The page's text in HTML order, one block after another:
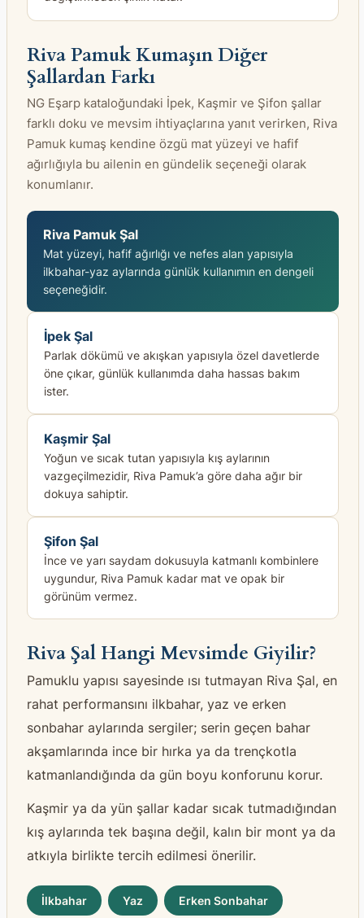
Riva Pamuk Kumaşın Diğer
Şallardan Farkı
NG Eşarp kataloğundaki İpek, Kaşmir ve Şifon şallar
farklı doku ve mevsim ihtiyaçlarına yanıt verirken, Riva
Pamuk kumaş kendine özgü mat yüzeyi ve hafif
ağırlığıyla bu ailenin en gündelik seçeneği olarak
konumlanır.
Riva Pamuk Şal
Mat yüzeyi, hafif ağırlığı ve nefes alan yapısıyla
ilkbahar-yaz aylarında günlük kullanımın en dengeli
seçeneğidir.
İpek Şal
Parlak dökümü ve akışkan yapısıyla özel davetlerde
öne çıkar, günlük kullanımda daha hassas bakım
ister.
Kaşmir Şal
Yoğun ve sıcak tutan yapısıyla kış aylarının
vazgeçilmezidir, Riva Pamuk’a göre daha ağır bir
dokuya sahiptir.
Şifon Şal
İnce ve yarı saydam dokusuyla katmanlı kombinlere
uygundur, Riva Pamuk kadar mat ve opak bir
görünüm vermez.
Riva Şal Hangi Mevsimde Giyilir?
Pamuklu yapısı sayesinde ısı tutmayan Riva Şal, en
rahat performansını ilkbahar, yaz ve erken
sonbahar aylarında sergiler; serin geçen bahar
akşamlarında ince bir hırka ya da trençkotla
katmanlandığında da gün boyu konforunu korur.
Kaşmir ya da yün şallar kadar sıcak tutmadığından
kış aylarında tek başına değil, kalın bir mont ya da
atkıyla birlikte tercih edilmesi önerilir.
İlkbahar Yaz Erken Sonbahar